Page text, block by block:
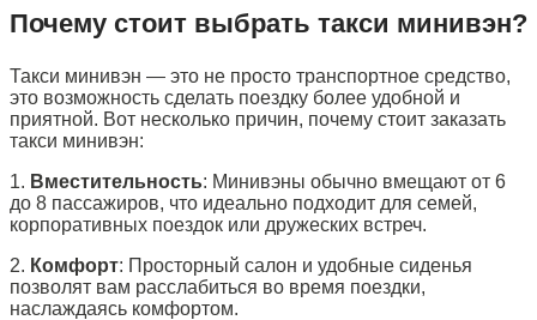
Почему стоит выбрать такси минивэн?
Такси минивэн — это не просто транспортное средство,
это возможность сделать поездку более удобной и
приятной. Вот несколько причин, почему стоит заказать
такси минивэн:
1. Вместительность: Минивэны обычно вмещают от 6
до 8 пассажиров, что идеально подходит для семей,
корпоративных поездок или дружеских встреч.
2. Комфорт: Просторный салон и удобные сиденья
позволят вам расслабиться во время поездки,
наслаждаясь комфортом.